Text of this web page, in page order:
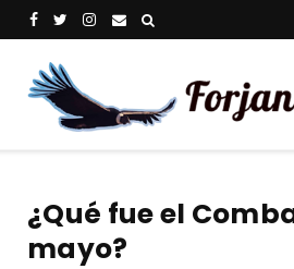
¿Qué fue el
mayo?